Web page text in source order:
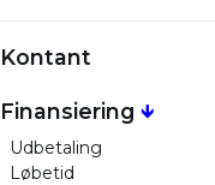
Kontant
Finansiering 🡻
Udbetaling
Løbetid